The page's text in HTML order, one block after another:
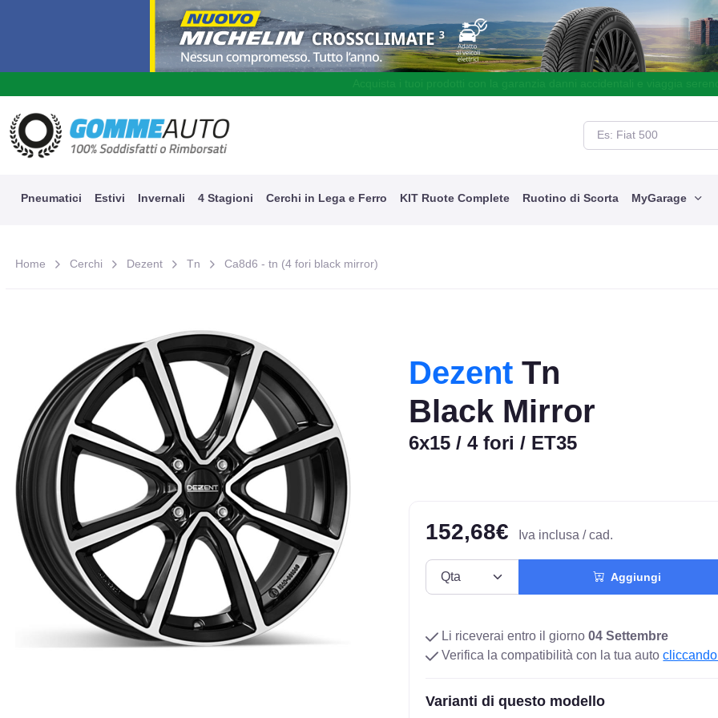
Pneumatici Estivi Invernali 4 Stagioni Cerchi in Lega e Ferro KIT Ruote Complete Ruotino di Scorta MyGarage
Home Cerchi Dezent Tn Ca8d6 - tn (4 fori black mirror)
Dezent Tn
Black Mirror
6x15 / 4 fori / ET35
152,68€ Iva inclusa / cad.
Aggiungi
Li riceverai entro il giorno04 Settembre
Verifica la compatibilità con la tua auto
Varianti di questo modello